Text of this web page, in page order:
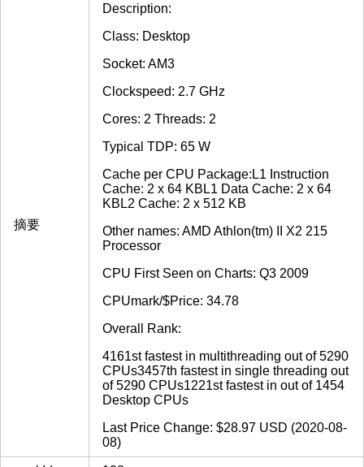
摘要
Description:
Class: Desktop
Socket: AM3
Clockspeed: 2.7 GHz
Cores: 2 Threads: 2
Typical TDP: 65 W
Cache per CPU Package:L1 Instruction
Cache: 2 x 64 KBL1 Data Cache: 2 x 64
KBL2 Cache: 2 x 512 KB
Other names: AMD Athlon(tm) II X2 215
Processor
CPU First Seen on Charts: Q3 2009
CPUmark/$Price: 34.78
Overall Rank:
4161st fastest in multithreading out of 5290
CPUs3457th fastest in single threading out
of 5290 CPUs1221st fastest in out of 1454
Desktop CPUs
Last Price Change: $28.97 USD (2020-08-
08)